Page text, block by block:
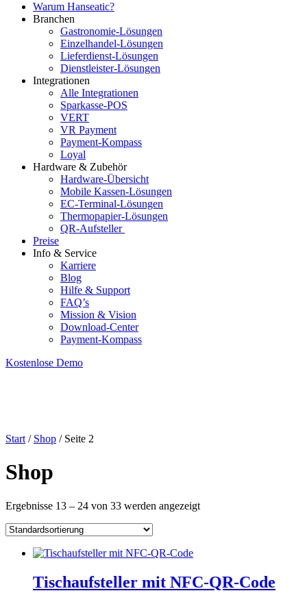
Warum Hanseatic?
Branchen
Gastronomie-Lösungen
Einzelhandel-Lösungen
Lieferdienst-Lösungen
Dienstleister-Lösungen
Integrationen
Alle Integrationen
Sparkasse-POS
VERT
VR Payment
Payment-Kompass
Loyal
Hardware & Zubehör
Hardware-Übersicht
Mobile Kassen-Lösungen
EC-Terminal-Lösungen
Thermopapier-Lösungen
QR-Aufsteller
Preise
Info & Service
Karriere
Blog
Hilfe & Support
FAQ’s
Mission & Vision
Download-Center
Payment-Kompass
Kostenlose Demo
Start / Shop / Seite 2
Shop
Ergebnisse 13 – 24 von 33 werden angezeigt
Tischaufsteller mit NFC-QR-Code